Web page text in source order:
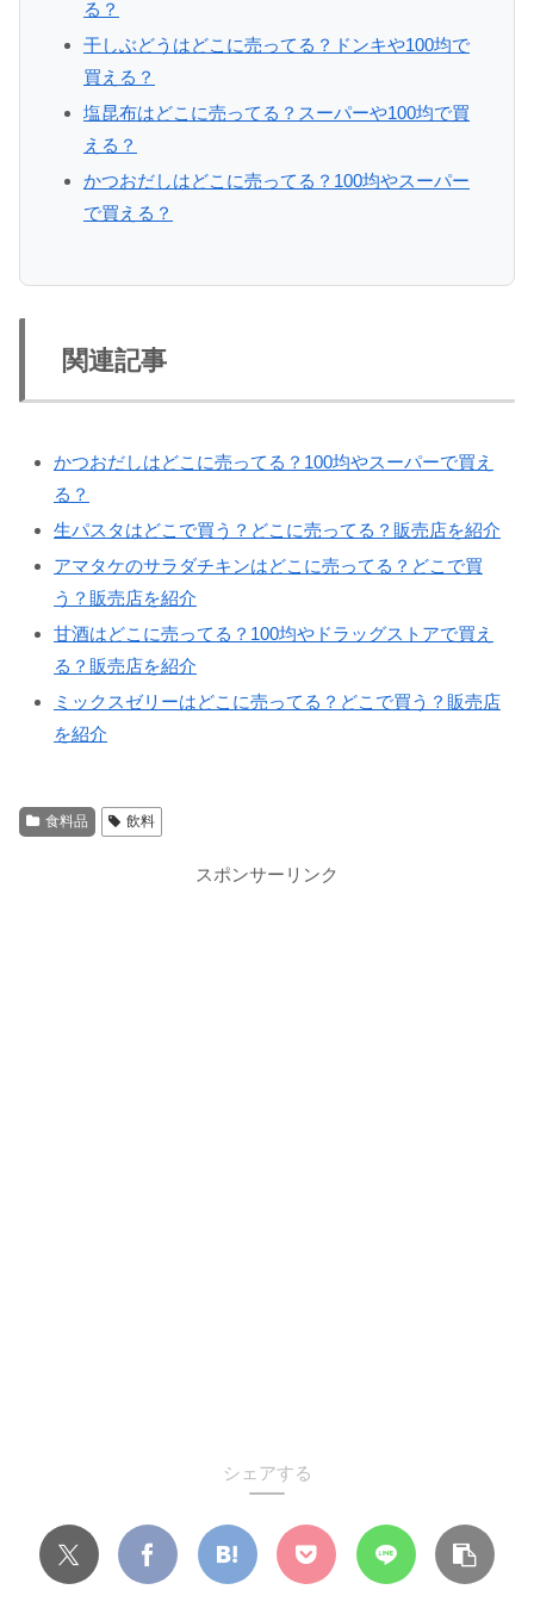
る？
干しぶどうはどこに売ってる？ドンキや100均で
買える？
塩昆布はどこに売ってる？スーパーや100均で買
える？
かつおだしはどこに売ってる？100均やスーパー
で買える？
関連記事
かつおだしはどこに売ってる？100均やスーパーで買え
る？
生パスタはどこで買う？どこに売ってる？販売店を紹介
アマタケのサラダチキンはどこに売ってる？どこで買
う？販売店を紹介
甘酒はどこに売ってる？100均やドラッグストアで買え
る？販売店を紹介
ミックスゼリーはどこに売ってる？どこで買う？販売店
を紹介
食料品 飲料
スポンサーリンク
シェアする